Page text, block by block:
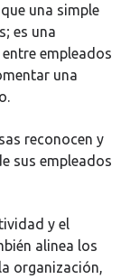
una simple
es una
empleados
una
reconocen y
sus empleados
y el
alinea los
organización,